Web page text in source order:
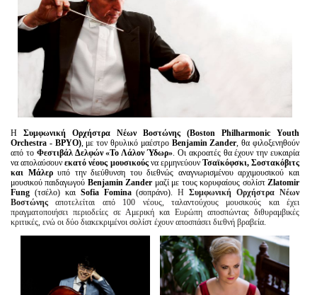
H Συμφωνική Ορχήστρα Νέων Βοστώνης (Boston Philharmonic Youth
Orchestra - BPYO), με τον θρυλικό μαέστρο Benjamin Zander, θα φιλοξενηθούν
από το Φεστιβάλ Δελφών «Το Λάλον Ύδωρ». Οι ακροατές θα έχουν την ευκαιρία
να απολαύσουνεκατό νέους μουσικούςνα ερμηνεύουν Τσαϊκόφσκι, Σοστακόβιτς
και Μάλερυπό την διεύθυνση του διεθνώς αναγνωρισμένου αρχιμουσικού και
μουσικού παιδαγωγού Benjamin Zander μαζί με τους κορυφαίους σολίστZlatomir
Fung (τσέλο) και Sofia Fomina(σοπράνο).ΗΣυμφωνική Ορχήστρα Νέων
Βοστώνης αποτελείται από 100 νέους, ταλαντούχους μουσικούς και έχει
πραγματοποιήσει περιοδείες σε Αμερική και Ευρώπη αποσπώντας διθυραμβικές
κριτικές, ενώ οι δύο διακεκριμένοι σολίστ έχουν αποσπάσει διεθνή βραβεία.